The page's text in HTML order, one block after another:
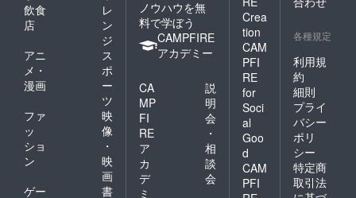
飲食
店
レ
ン
ジ
アニ
メ・
漫画
ス
ポ
ー
ツ
ファ
ッ
ショ
ン
映
像
・
映
画
ゲー
書
ノウハウを無
料で学ぼう
CAMPFIRE
アカデミー
CA
MP
FI
RE
ア
カ
デ
ミ
説
明
会
・
相
談
会
Crea
tion
CAM
PFI
RE
for
Soci
al
Goo
d
CAM
PFI
各種規定
利用規
約
細則
プライ
バシー
ポリ
シー
特定商
取引法